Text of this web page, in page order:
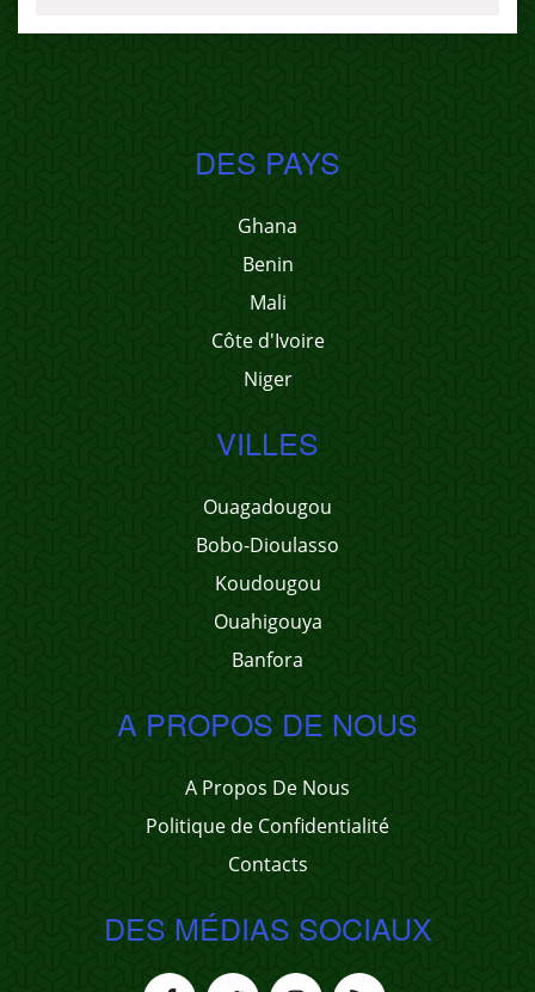
DES PAYS
Ghana
Benin
Mali
Côte d'Ivoire
Niger
VILLES
Ouagadougou
Bobo-Dioulasso
Koudougou
Ouahigouya
Banfora
A PROPOS DE NOUS
A Propos De Nous
Politique de Confidentialité
Contacts
DES MÉDIAS SOCIAUX